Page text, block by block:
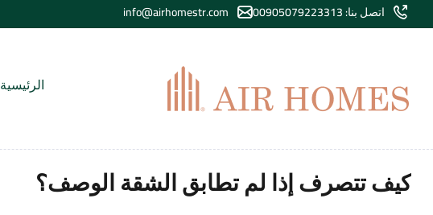
اتصل بنا: 00905079223313 info@airhomestr.com
الرئيسية
كيف تتصرف إذا لم تطابق الشقة الوصف؟